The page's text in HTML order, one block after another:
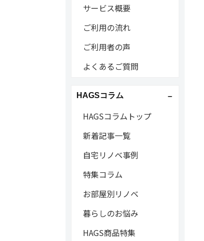
サービス概要
ご利用の流れ
ご利用者の声
よくあるご質問
HAGSコラム
HAGSコラムトップ
新着記事一覧
自宅リノベ事例
特集コラム
お部屋別リノベ
暮らしのお悩み
HAGS商品特集